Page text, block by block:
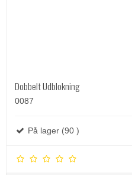
Dobbelt Udblokning
0087
På lager (90 )